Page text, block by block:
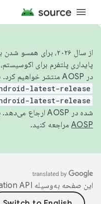
از سال ۲۰۲۶، برای
پایداری پلتفرم برای
در AOSP منتشر خواهیم کرد. برای ساخت و مشارکت در AOSP،
latest-release
latest-release
شده در AOSP ارجاع می‌دهد. برای اطلاعات بیشتر، به
AOSP مراجعه کنید.
این صفحه به‌وسیله